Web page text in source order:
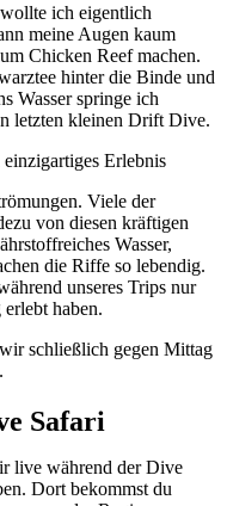
ich eigentlich
meine Augen kaum
Chicken Reef machen.
hinter die Binde und
Wasser springe ich
letzten kleinen Drift Dive.
Viele der
von diesen kräftigen
Wasser,
die Riffe so lebendig.
unseres Trips nur
haben.
schließlich gegen Mittag
Safari
live während der Dive
Dort bekommst du